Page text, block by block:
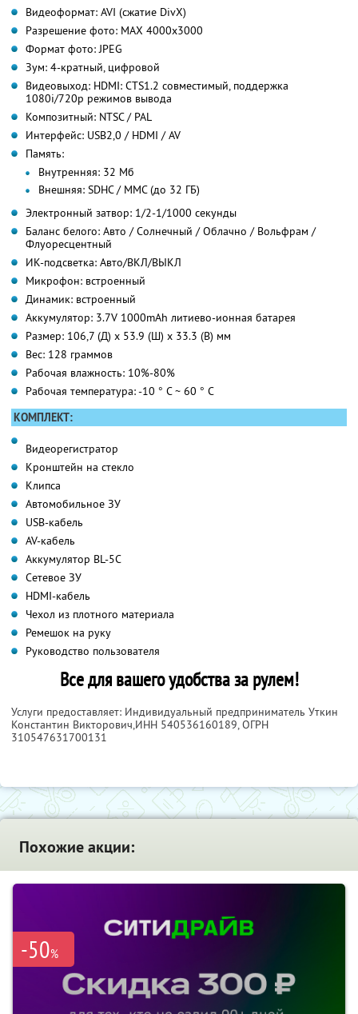
Видеоформат: AVI (сжатие DivX)
Разрешение фото: МАХ 4000х3000
Формат фото: JPEG
Зум: 4-кратный, цифровой
Видеовыход: HDMI: CTS1.2 совместимый, поддержка
1080i/720p режимов вывода
Композитный: NTSC / PAL
Интерфейс: USB2,0 / HDMI / AV
Память:
Внутренняя: 32 Мб
Внешняя: SDHC / MMC (до 32 ГБ)
Электронный затвор: 1/2-1/1000 секунды
Баланс белого: Авто / Солнечный / Облачно / Вольфрам /
Флуоресцентный
ИК-подсветка: Авто/ВКЛ/ВЫКЛ
Микрофон: встроенный
Динамик: встроенный
Аккумулятор: 3.7V 1000mAh литиево-ионная батарея
Размер: 106,7 (Д) х 53.9 (Ш) х 33.3 (В) мм
Вес: 128 граммов
Рабочая влажность: 10%-80%
Рабочая температура: -10 ° C ~ 60 ° C
КОМПЛЕКТ:
Видеорегистратор
Кронштейн на стекло
Клипса
Автомобильное ЗУ
USB-кабель
AV-кабель
Аккумулятор BL-5C
Сетевое ЗУ
HDMI-кабель
Чехол из плотного материала
Ремешок на руку
Руководство пользователя
Все для вашего удобства за рулем!
Услуги предоставляет: Индивидуальный предприниматель Уткин
Константин Викторович,ИНН 540536160189, ОГРН
310547631700131
Похожие акции:
-50%